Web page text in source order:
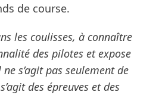
de course.
les coulisses, à connaître
des pilotes et expose
s’agit pas seulement de
des épreuves et des